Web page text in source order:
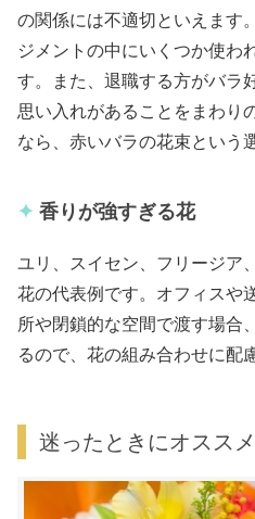
の関係には不適切といえます
ジメントの中にいくつか使わ
す。また、退職する方がバラ
思い入れがあることをまわり
なら、赤いバラの花束という
香りが強すぎる花
ユリ、スイセン、フリージア
花の代表例です。オフィスや
所や閉鎖的な空間で渡す場合
るので、花の組み合わせに配
迷ったときにオスス